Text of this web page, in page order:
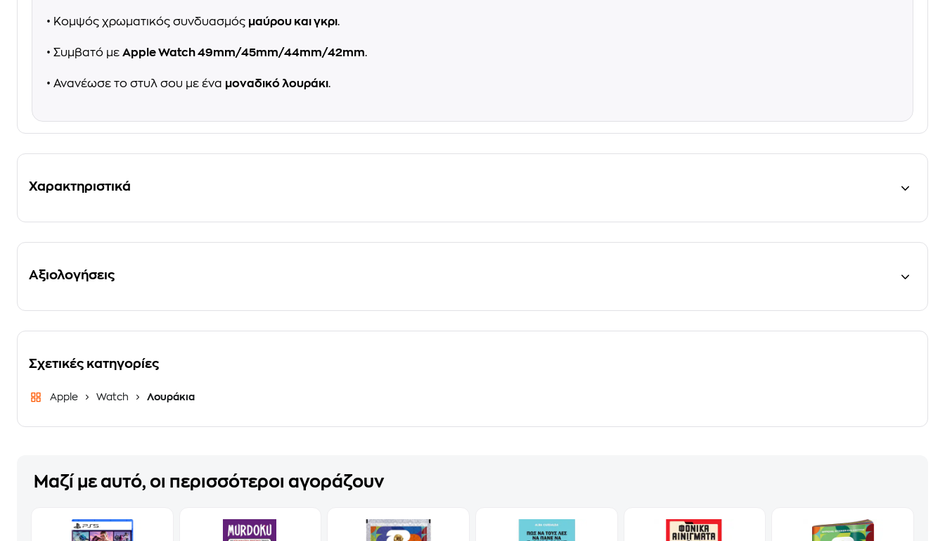
• Κομψός χρωματικός συνδυασμός μαύρου και γκρι.
• Συμβατό με Apple Watch 49mm/45mm/44mm/42mm.
• Ανανέωσε το στυλ σου με ένα μοναδικό λουράκι.
Χαρακτηριστικά
Αξιολογήσεις
Σχετικές κατηγορίες
Apple Watch Λουράκια
Μαζί με αυτό, οι περισσότεροι αγοράζουν